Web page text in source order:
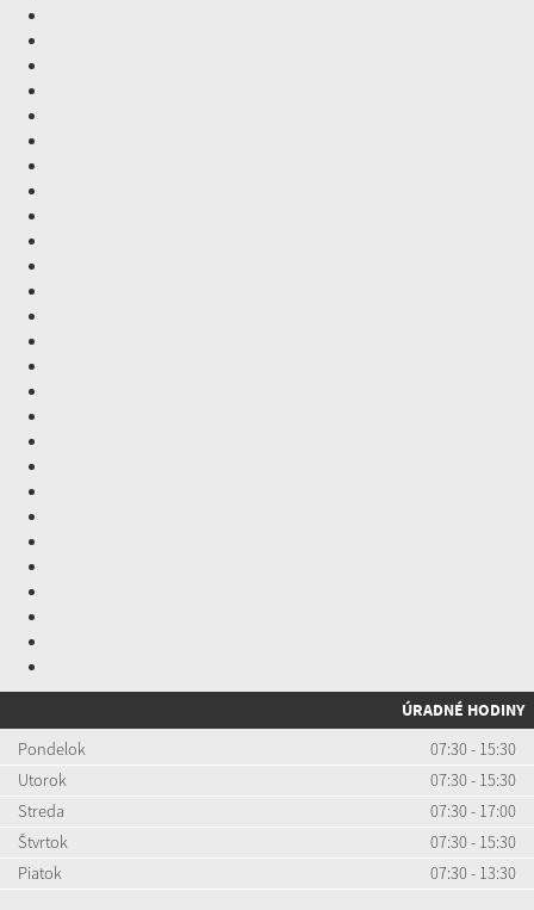
ÚRADNÉ HODINY
Pondelok
07:30 - 15:30
Utorok
07:30 - 15:30
Streda
07:30 - 17:00
Štvrtok
07:30 - 15:30
Piatok
07:30 - 13:30